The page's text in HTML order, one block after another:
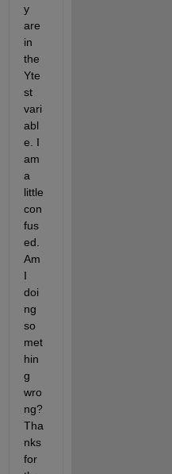
y
are
in
the
Yte
st
vari
abl
e. I
am
a
little
con
fus
ed.
Am
I
doi
ng
so
met
hin
g
wro
ng?
Tha
nks
for